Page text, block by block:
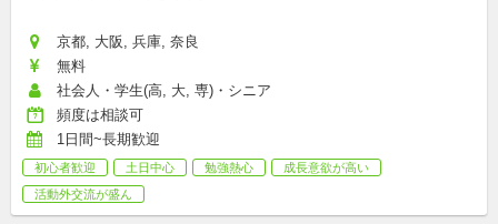
京都, 大阪, 兵庫, 奈良
無料
社会人・学生(高, 大, 専)・シニア
頻度は相談可
1日間~長期歓迎
初心者歓迎 土日中心 勉強熱心
成長意欲が高い
活動外交流が盛ん